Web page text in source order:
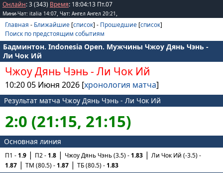
Онлайн: 3 (343) Время: 18:04:13 Пт.07
Мини-Чат: italia 14:07, Чат: Ангел Ангел 20:21 ,
Главная - Ближайшие [список] - Прошедшие [список]
Поиск по предстоящим событиям
Бадминтон. Indonesia Open. Мужчины Чжоу Дянь Чэнь -
Ли Чок Ий
Чжоу Дянь Чэнь- Ли Чок Ий
10:20 05 Июня 2026 [хронология матча]
Результат матча Чжоу Дянь Чэнь - Ли Чок Ий
2:0 (21:15, 21:15)
Основная линия
П1 -1.9 П2 -1.8 Чжоу Дянь Чэнь (3.5) -1.83
Ли Чок Ий (-3.5) -
1.87
ТМ (80.5) -1.87 ТБ (80.5) -1.83